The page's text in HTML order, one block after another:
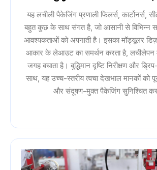
यह लचीली पैकेजिंग प्रणाली फिलर्स, कार्टोनर्स,
बहुत कुछ के साथ संगत है, जो आसानी से विभिन्न
आवश्यकताओं को अपनाती है। इसका मॉड्यूलर
आकार के लेआउट का समर्थन करता है, लचीलेपन
जगह बचाता है। बुद्धिमान दृष्टि निरीक्षण और
साथ, यह उच्च-स्तरीय त्वचा देखभाल मानकों को
और संदूषण-मुक्त पैकेजिंग सुनिश्चित